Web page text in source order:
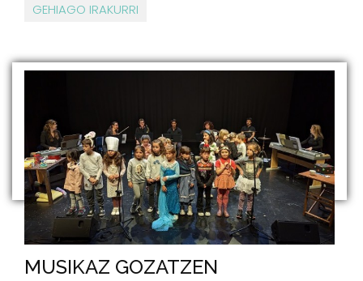
GEHIAGO IRAKURRI
MUSIKAZ GOZATZEN